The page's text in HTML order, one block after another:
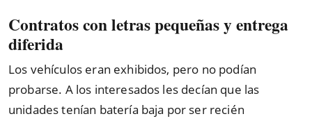
Contratos con letras pequeñas y entrega
diferida
Los vehículos eran exhibidos, pero no podían
probarse. A los interesados les decían que las
unidades tenían batería baja por ser recién